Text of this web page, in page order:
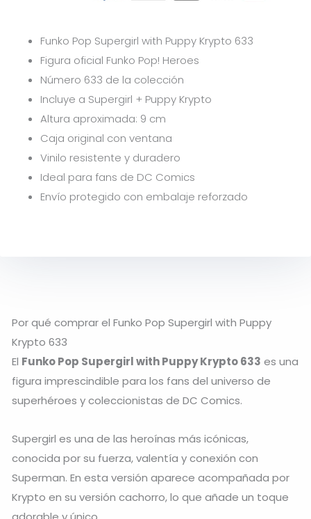
Funko Pop Supergirl with Puppy Krypto 633
Figura oficial Funko Pop! Heroes
Número 633 de la colección
Incluye a Supergirl + Puppy Krypto
Altura aproximada: 9 cm
Caja original con ventana
Vinilo resistente y duradero
Ideal para fans de DC Comics
Envío protegido con embalaje reforzado
Por qué comprar el Funko Pop Supergirl with Puppy
Krypto 633
El Funko Pop Supergirl with Puppy Krypto 633 es una
figura imprescindible para los fans del universo de
superhéroes y coleccionistas de DC Comics.
Supergirl es una de las heroínas más icónicas,
conocida por su fuerza, valentía y conexión con
Superman. En esta versión aparece acompañada por
Krypto en su versión cachorro, lo que añade un toque